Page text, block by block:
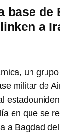
base de
a
un
militar de
en que se
a Bagdad